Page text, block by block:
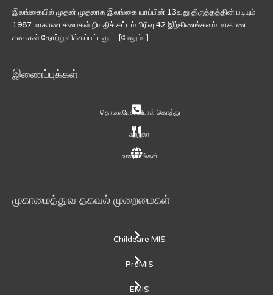
இலங்கையில் முதன் முதலாக இலங்கை யாப்பின் 13வது திருத்தத்தின் படியும்
1987 மாகாண சபைகள் நியதிச் சட்டம் பிரிவு 42 இற்கிணங்கவும் மாகாண
சபைகள் தோற்றுவிக்கப்பட்டது… [மேலும்..]
இணைப்புக்கள்
தொலைபேசி விபரக் கொத்து
சுற்றுலா
வரைபடங்கள்
முகாமைத்துவ தகவல் முறைமைகள்
Childcare MIS
ProMIS
EMIS